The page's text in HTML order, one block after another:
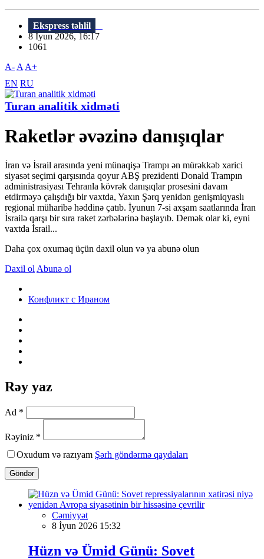
Ekspress təhlil
8 İyun 2026, 16:17
1061
A- A A+
EN RU
Turan analitik xidməti
Raketlər əvəzinə danışıqlar
İran və İsrail arasında yeni münaqişə Trampı ən mürəkkəb xarici
siyasət seçimi qarşısında qoyur ABŞ prezidenti Donald Trampın
administrasiyası Tehranla kövrək danışıqlar prosesini davam
etdirməyə çalışdığı bir vaxtda, Yaxın Şərq yenidən genişmiqyaslı
regional müharibə həddinə çatıb. İyunun 7-si axşam saatlarında İran
İsrailə qarşı bir sıra raket zərbələrinə başlayıb. Demək olar ki, eyni
vaxtda İsrail...
Daha çox oxumaq üçün daxil olun və ya abunə olun
Daxil ol Abunə ol
Конфликт с Ираном
Rəy yaz
Ad *
Rəyiniz *
Oxudum və razıyam Şərh göndərmə qaydaları
Göndər
Cəmiyyət
8 İyun 2026 15:32
Hüzn və Ümid Günü: Sovet